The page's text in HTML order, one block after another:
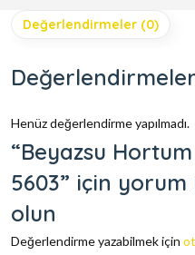
Değerlendirmeler (0)
Değerlendirmeler
Henüz değerlendirme yapılmadı.
“Beyazsu
5603” için
olun
Değerlendirme yazabilmek için